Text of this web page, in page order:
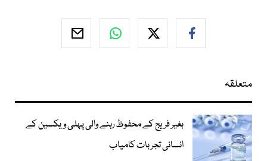
متعلقہ
بغیر فریج کے محفوظ رہنے والی پہلی ویکسین کے
انسانی تجربات کامیاب